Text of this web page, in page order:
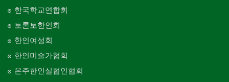
한국학교연합회
토론토한인회
한인여성회
한인미술가협회
온주한인실협인협회